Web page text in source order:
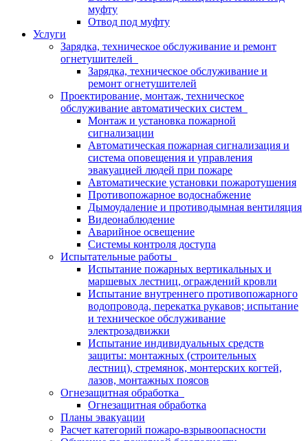
муфту
Отвод под муфту
Услуги
Зарядка, техническое обслуживание и ремонт
огнетушителей
Зарядка, техническое обслуживание и
ремонт огнетушителей
Проектирование, монтаж, техническое
обслуживание автоматических систем
Монтаж и установка пожарной
сигнализации
Автоматическая пожарная сигнализация и
система оповещения и управления
эвакуацией людей при пожаре
Автоматические установки пожаротушения
Противопожарное водоснабжение
Дымоудаление и противодымная вентиляция
Видеонаблюдение
Аварийное освещение
Системы контроля доступа
Испытательные работы
Испытание пожарных вертикальных и
маршевых лестниц, ограждений кровли
Испытание внутреннего противопожарного
водопровода, перекатка рукавов; испытание
и техническое обслуживание
электрозадвижки
Испытание индивидуальных средств
защиты: монтажных (строительных
лестниц), стремянок, монтерских когтей,
лазов, монтажных поясов
Огнезащитная обработка
Огнезащитная обработка
Планы эвакуации
Расчет категорий пожаро-взрывоопасности